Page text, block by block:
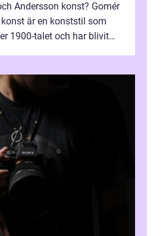
Andersson konst? Gomér
är en konststil som
1900-talet och har blivit